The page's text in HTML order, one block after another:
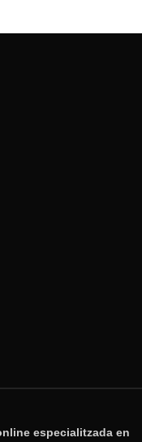
especialitzada en